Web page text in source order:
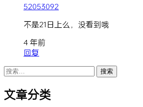
52053092
不是21日上么，没看到哦
4 年前
回复
搜
索：
文章分类